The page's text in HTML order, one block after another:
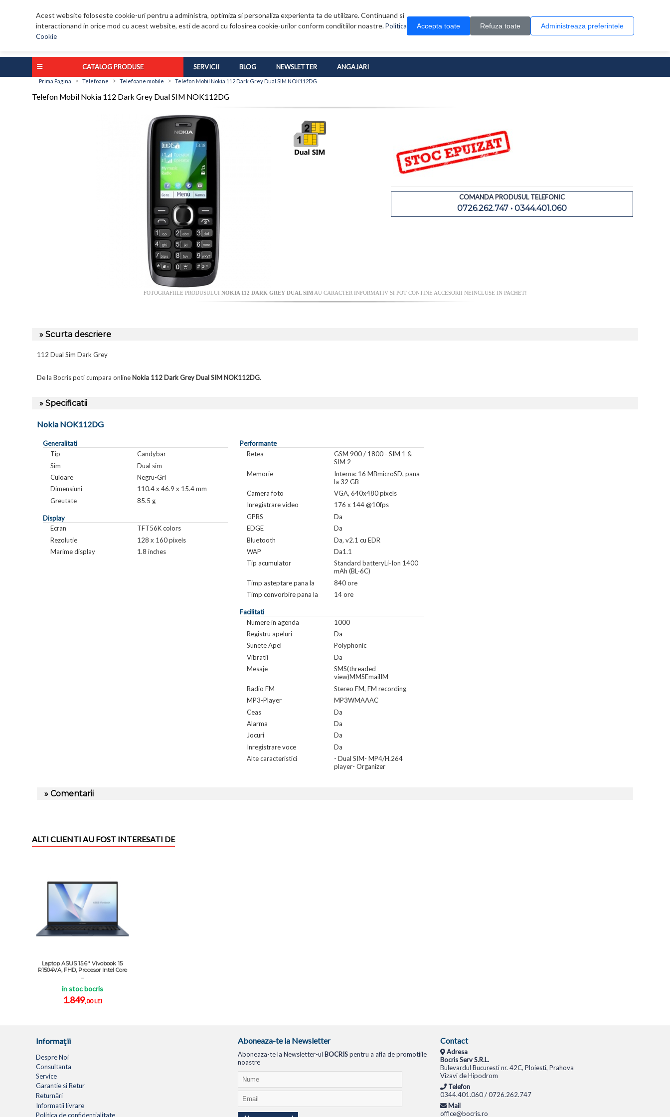
Acest website foloseste cookie-uri pentru a administra, optimiza si personaliza experienta ta de utilizare. Continuand si
interactionand in orice mod cu acest website, esti de acord cu folosirea cookie-urilor conform conditiilor noastre.Politica
Cookie
Accepta toate Refuza toate Administreaza preferintele
0 produs(e)
CATALOG PRODUSE SERVICII BLOG NEWSLETTER ANGAJARI
Prima Pagina > Telefoane > Telefoane mobile > Telefon Mobil Nokia 112 Dark Grey Dual SIM NOK112DG
Telefon Mobil Nokia 112 Dark Grey Dual SIM NOK112DG
COMANDA PRODUSUL TELEFONIC
0726.262.747 • 0344.401.060
FOTOGRAFIILE PRODUSULUI NOKIA 112 DARK GREY DUAL SIMAU CARACTER INFORMATIV SI POT CONTINE ACCESORII NEINCLUSE IN PACHET!
» Scurta descriere
112 Dual Sim Dark Grey
De la Bocris poti cumpara online Nokia 112 Dark Grey Dual SIM NOK112DG.
» Specificatii
Nokia NOK112DG
Generalitati
Tip
Candybar
Sim
Dual sim
Culoare
Negru-Gri
Dimensiuni
110.4 x 46.9 x 15.4 mm
Greutate
85.5 g
Display
Ecran
TFT56K colors
Rezolutie
128 x 160 pixels
Marime display
1.8 inches
Performante
Retea
GSM 900 / 1800 - SIM 1 &
SIM 2
Memorie
Interna: 16 MBmicroSD, pana
la 32 GB
Camera foto
VGA, 640x480 pixels
Inregistrare video
176 x 144 @10fps
GPRS
Da
EDGE
Da
Bluetooth
Da, v2.1 cu EDR
WAP
Da1.1
Tip acumulator
Standard batteryLi-Ion 1400
mAh (BL-6C)
Timp asteptare pana la
840 ore
Timp convorbire pana la
14 ore
Facilitati
Numere in agenda
1000
Registru apeluri
Da
Sunete Apel
Polyphonic
Vibratii
Da
Mesaje
SMS(threaded
view)MMSEmailIM
Radio FM
Stereo FM, FM recording
MP3-Player
MP3WMAAAC
Ceas
Da
Alarma
Da
Jocuri
Da
Inregistrare voce
Da
Alte caracteristici
- Dual SIM- MP4/H.264
player- Organizer
» Comentarii
ALTI CLIENTI AU FOST INTERESATI DE
Laptop ASUS 15.6'' Vivobook 15
R1504VA, FHD, Procesor Intel Core
...
in stoc bocris
1.849,00 LEI
Informaţii
Despre Noi
Consultanta
Service
Garantie si Retur
Returnări
Informatii livrare
Politica de confidentialitate
Aboneaza-te la Newsletter
Aboneaza-te la Newsletter-ul BOCRISpentru a afla de promotiile
noastre
Contact
Adresa
Bocris Serv S.R.L.
Bulevardul Bucuresti nr. 42C, Ploiesti, Prahova
Vizavi de Hipodrom
Telefon
0344.401.060 / 0726.262.747
Mail
office@bocris.ro